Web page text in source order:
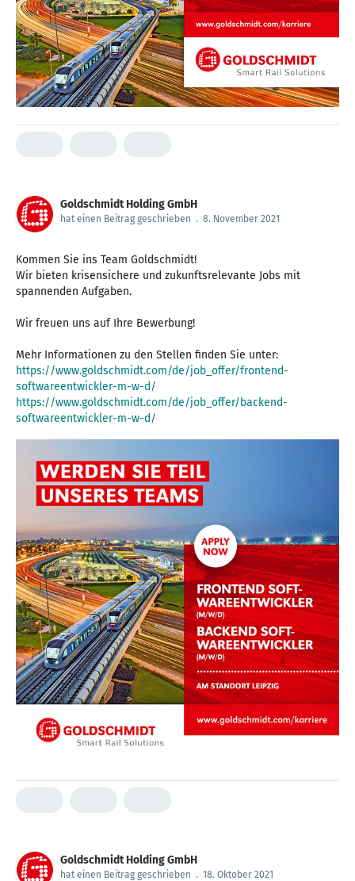
Goldschmidt Holding GmbH
hat einen Beitrag geschrieben . 8. November 2021
Kommen Sie ins Team Goldschmidt!
Wir bieten krisensichere und zukunftsrelevante Jobs mit
spannenden Aufgaben.
Wir freuen uns auf Ihre Bewerbung!
https://www.goldschmidt.com/de/job_offer/frontend-
softwareentwickler-m-w-d/
https://www.goldschmidt.com/de/job_offer/backend-
softwareentwickler-m-w-d/
Goldschmidt Holding GmbH
hat einen Beitrag geschrieben . 18. Oktober 2021